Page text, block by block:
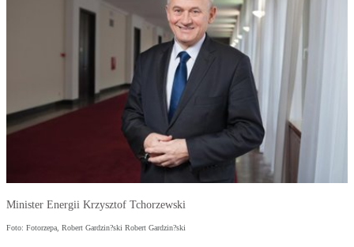
Minister Energii Krzysztof Tchorzewski
Foto: Fotorzepa, Robert Gardzin?ski Robert Gardzin?ski